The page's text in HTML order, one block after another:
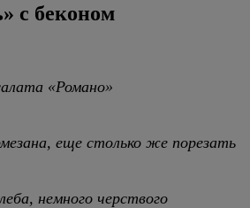
с беконом
«Романо»
еще столько же порезать
немного черствого